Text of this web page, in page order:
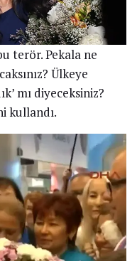
terör. Pekala ne
Ülkeye
mı diyeceksiniz?
kullandı.